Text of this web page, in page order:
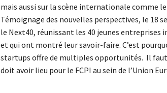
mais aussi sur la scène internationale comme
Témoignage des nouvelles perspectives, le 18
le Next40, réunissant les 40 jeunes
et qui ont montré leur savoir-faire. C’est
startups offre de multiples opportunités. Il
doit avoir lieu pour le FCPI au sein de l’Union